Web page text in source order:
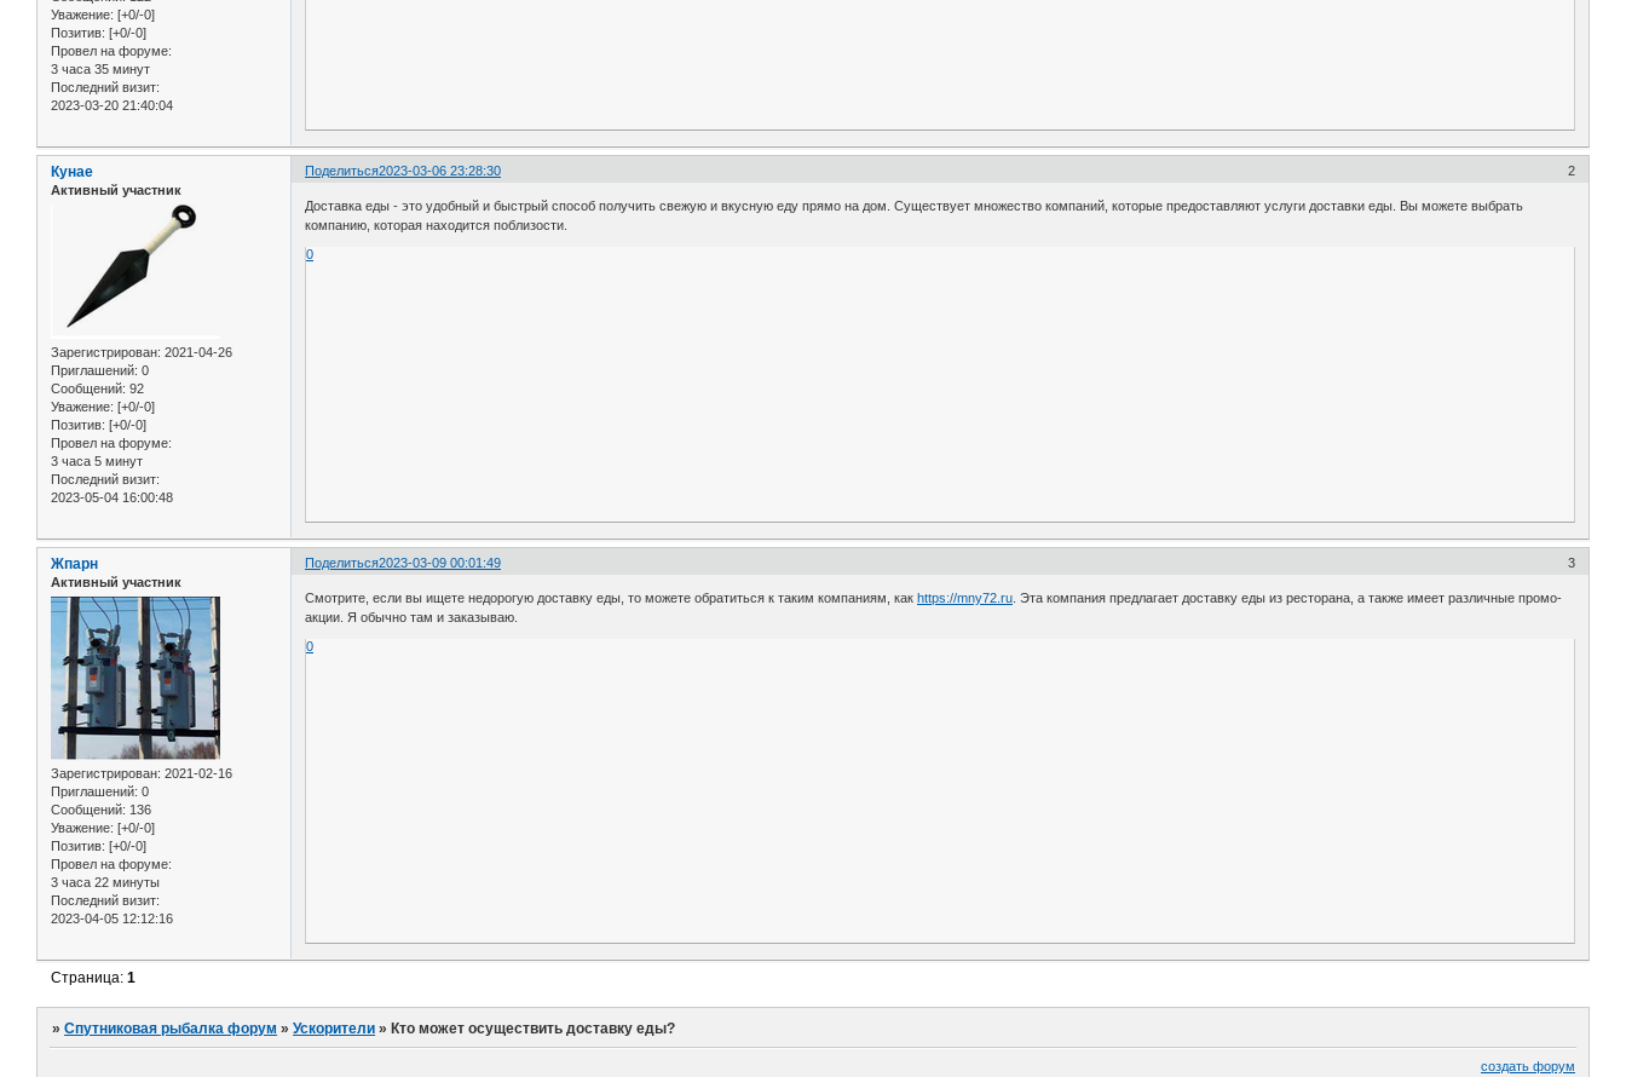
Уважение: [+0/-0]
Позитив: [+0/-0]
Провел на форуме:
3 часа 35 минут
Последний визит:
2023-03-20 21:40:04
Поделиться 2
2023-03-06 23:28:30
Кунае
Активный участник
Зарегистрирован: 2021-04-26
Приглашений: 0
Сообщений: 92
Уважение: [+0/-0]
Позитив: [+0/-0]
Провел на форуме:
3 часа 5 минут
Последний визит:
2023-05-04 16:00:48
Доставка еды - это удобный и быстрый способ получить свежую и вкусную еду прямо на дом. Существует множество компаний, которые предоставляют услуги доставки еды. Вы можете выбрать
компанию, которая находится поблизости.
0
Поделиться 3
2023-03-09 00:01:49
Жпарн
Активный участник
Зарегистрирован: 2021-02-16
Приглашений: 0
Сообщений: 136
Уважение: [+0/-0]
Позитив: [+0/-0]
Провел на форуме:
3 часа 22 минуты
Последний визит:
2023-04-05 12:12:16
Смотрите, если вы ищете недорогую доставку еды, то можете обратиться к таким компаниям, как https://mny72.ru. Эта компания предлагает доставку еды из ресторана, а также имеет различные промо-
акции. Я обычно там и заказываю.
0
Страница:1
»Спутниковая рыбалка форум »Ускорители »Кто может осуществить доставку еды?
создать форум